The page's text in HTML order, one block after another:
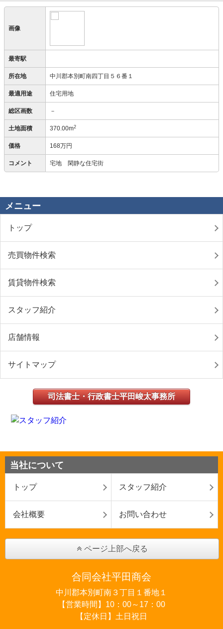
画像
最寄駅
所在地 中川郡本別町南四丁目５６番１
最適用途 住宅用地
総区画数 －
土地面積 370.00m2
価格 168万円
コメント 宅地 閑静な住宅街
メニュー
トップ
売買物件検索
賃貸物件検索
スタッフ紹介
店舗情報
サイトマップ
司法書士・行政書士平田峻太事務所
当社について
トップ スタッフ紹介
会社概要 お問い合わせ
ページ上部へ戻る
合同会社平田商会
中川郡本別町南３丁目１番地１
【営業時間】10：00～17：00
【定休日】土日祝日